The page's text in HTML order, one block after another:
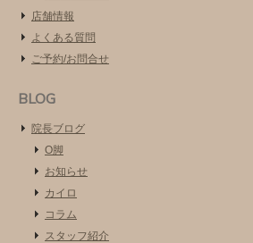
店舗情報
よくある質問
ご予約/お問合せ
BLOG
院長ブログ
O脚
お知らせ
カイロ
コラム
スタッフ紹介